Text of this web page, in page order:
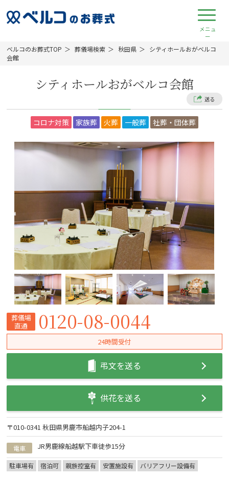
ベルコのお葬式TOP 葬儀場検索 秋田県
シティホールおがベルコ
会館
シティホールおがベルコ会館
送る
コロナ対策 家族葬 火葬 一般葬 社葬・団体葬
葬儀場
直通
0120-08-0044
24時間受付
弔文を送る
供花を送る
〒010-0341 秋田県男鹿市船越内子204-1
電車 JR男鹿線船越駅下車徒歩15分
駐車場有 宿泊可 親族控室有 安置施設有 バリアフリー設備有